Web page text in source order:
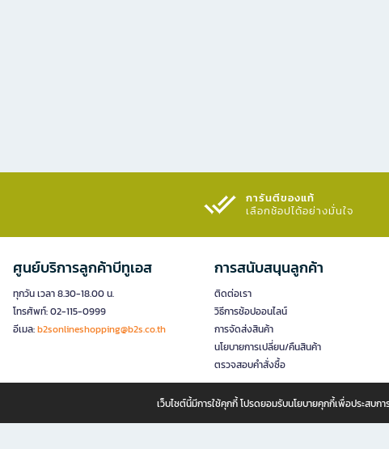
การันตีของแท้
เลือกช้อปได้อย่างมั่นใจ​
ศูนย์บริการลูกค้าบีทูเอส
ทุกวัน เวลา 8.30-18.00 น.
โทรศัพท์: 02-115-0999
อีเมล:b2sonlineshopping@b2s.co.th
การสนับสนุนลูกค้า
ติดต่อเรา
วิธีการช้อปออนไลน์
การจัดส่งสินค้า
นโยบายการเปลี่ยน/คืนสินค้า
ตรวจสอบคำสั่งซื้อ
เว็บไซต์นี้มีการใช้คุกกี้ โปรดยอมรับนโยบายคุกกี้เพื่อประสบ